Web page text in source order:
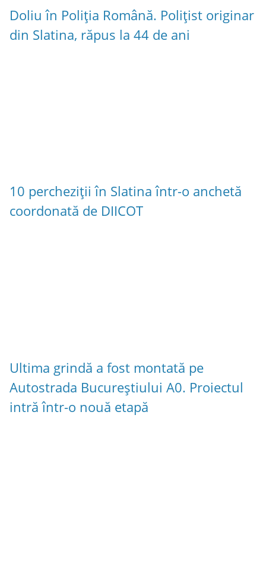
Doliu în Poliția Română. Polițist originar
din Slatina, răpus la 44 de ani
10 percheziții în Slatina într-o anchetă
coordonată de DIICOT
Ultima grindă a fost montată pe
Autostrada Bucureștiului A0. Proiectul
intră într-o nouă etapă